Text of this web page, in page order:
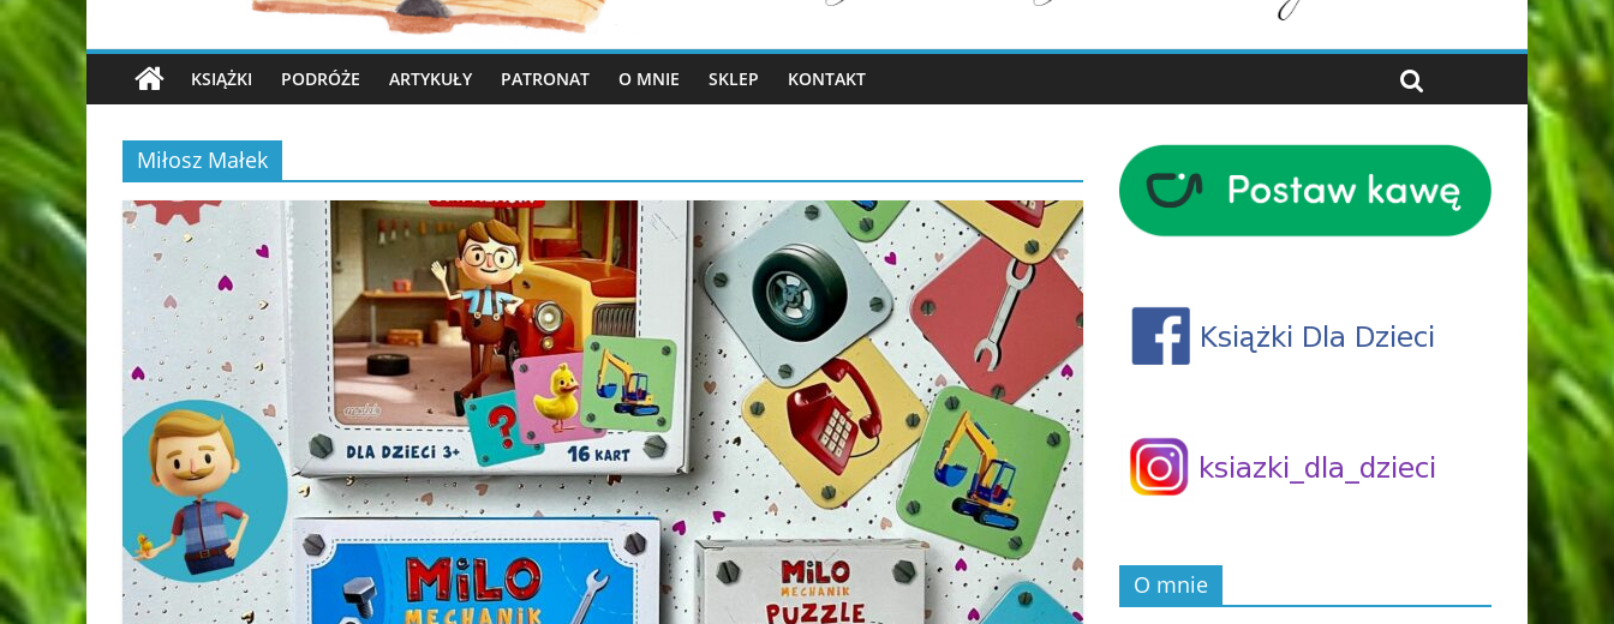
KSIĄŻKI PODRÓŻE ARTYKUŁY PATRONAT O MNIE SKLEP KONTAKT
Miłosz Małek
O mnie